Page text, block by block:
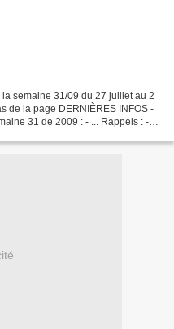
semaine 31/09 du 27 juillet au 2
de la page DERNIÈRES INFOS -
31 de 2009 : - ... Rappels : -